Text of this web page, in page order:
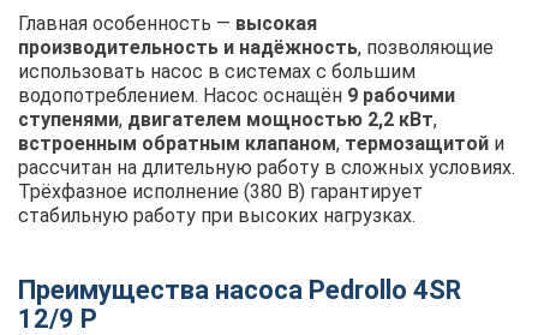
Главная особенность — высокая
производительность и надёжность, позволяющие
использовать насос в системах с большим
водопотреблением. Насос оснащён 9 рабочими
ступенями, двигателем мощностью 2,2 кВт,
встроенным обратным клапаном, термозащитой и
рассчитан на длительную работу в сложных условиях.
Трёхфазное исполнение (380 В) гарантирует
стабильную работу при высоких нагрузках.
Преимущества насоса Pedrollo 4SR
12/9 P